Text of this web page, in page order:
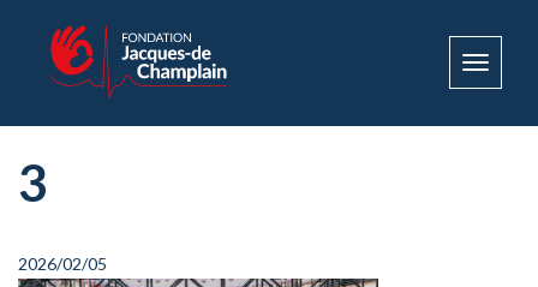
Toggle
3
2026/02/05